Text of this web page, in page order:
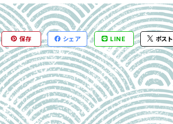
保存 シェア LINE ポスト